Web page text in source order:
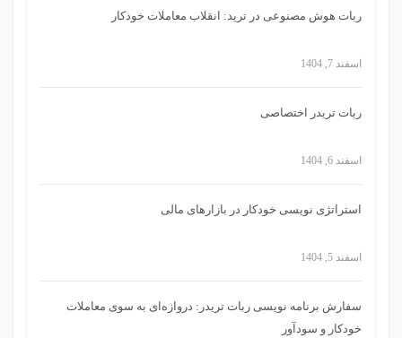
ربات هوش مصنوعی در ترید: انقلاب معاملات خودکار
اسفند 7, 1404
ربات تریدر اختصاصی
اسفند 6, 1404
استراتژی‌ نویسی خودکار در بازارهای مالی
اسفند 5, 1404
سفارش برنامه نویسی ربات تریدر: دروازه‌ای به سوی معاملات
خودکار و سودآور